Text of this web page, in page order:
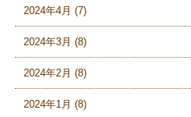
2024年4月 (7)
2024年3月 (8)
2024年2月 (8)
2024年1月 (8)